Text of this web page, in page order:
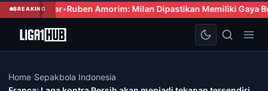
BREAKING
Amorim: Milan Dipastikan Memiliki Gaya Bermain yang
Home Sepakbola Indonesia